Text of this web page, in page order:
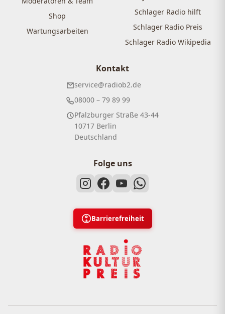
Shop
Wartungsarbeiten
Schlager Radio hilft
Schlager Radio Preis
Schlager Radio Wikipedia
Kontakt
service@radiob2.de
08000 – 79 89 99
Pfalzburger Straße 43-44
10717 Berlin
Deutschland
Folge uns
Barrierefreiheit